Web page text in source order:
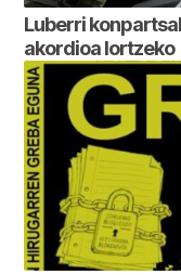
Luberri
akordioa lortzeko